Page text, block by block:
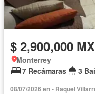
$ 2,900,000
Monterrey
7 Recámaras
3
08/07/2026 en - Raquel